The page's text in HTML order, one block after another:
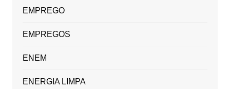
EMPREGO
EMPREGOS
ENEM
ENERGIA LIMPA